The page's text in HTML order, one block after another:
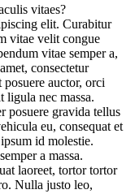
vitaes?
elit. Curabitur
vitae velit congue
vitae semper a,
consectetur
auctor, orci
ligula nec massa.
posuere gravida tellus
eu, consequat et
id molestie.
a massa.
laoreet, tortor tortor
Nulla justo leo,